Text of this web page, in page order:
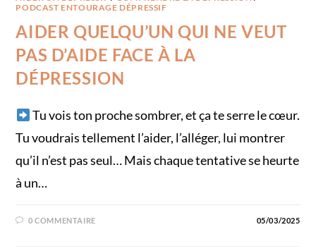
PODCAST ENTOURAGE DÉPRESSIF
AIDER QUELQU’UN QUI NE VEUT
PAS D’AIDE FACE À LA
DÉPRESSION
Tu vois ton proche sombrer, et ça te serre le cœur.
Tu voudrais tellement l’aider, l’alléger, lui montrer
qu’il n’est pas seul… Mais chaque tentative se heurte
à un…
0 COMMENTAIRE 05/03/2025